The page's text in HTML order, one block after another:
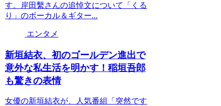
す。岸田繫さんの追悼文について「くる
り」のボーカル＆ギター...
エンタメ
新垣結衣、初のゴールデン進出で
意外な私生活を明かす！稲垣吾郎
も驚きの表情
女優の新垣結衣が、人気番組「突然です